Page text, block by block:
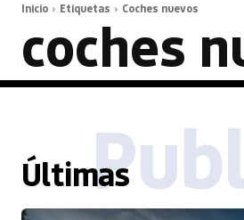
Inicio Etiquetas Coches nuevos
coches
Últimas